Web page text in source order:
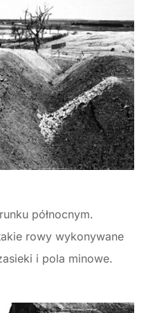
północnym.
rowy wykonywane
i pola minowe.